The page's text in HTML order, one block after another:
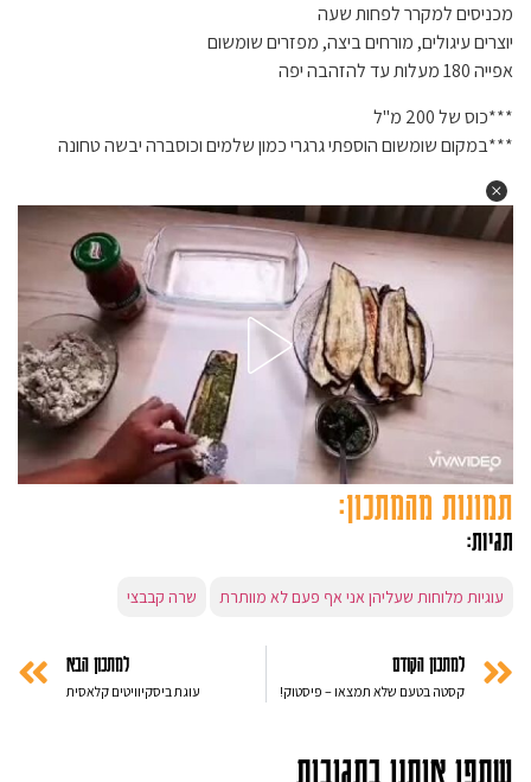
מכניסים למקרר לפחות שעה
יוצרים עיגולים, מורחים ביצה, מפזרים שומשום
אפייה 180 מעלות עד להזהבה יפה
***כוס של 200 מ"ל
***במקום שומשום הוספתי גרגרי כמון שלמים וכוסברה יבשה טחונה
תמונות מהמתכון:
תגיות:
עוגיות מלוחות שעליהן אני אף פעם לא מוותרת שרה קבבצי
למתכון הקודם
קסטה בטעם שלא תמצאו – פיסטוק!
למתכון הבא
עוגת ביסקיוויטים קלאסית
שתפו אותנו בתגובות